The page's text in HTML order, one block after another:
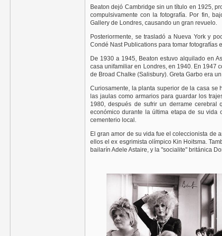
Beaton dejó Cambridge sin un título en 1925,
compulsivamente con la fotografía. Por fin,
Gallery de Londres, causando un gran revuelo.
Posteriormente, se trasladó a Nueva York y
Condé Nast Publications para tomar fotografías
De 1930 a 1945, Beaton estuvo alquilado en
casa unifamiliar en Londres, en 1940. En 1947
de Broad Chalke (Salisbury). Greta Garbo era
Curiosamente, la planta superior de la casa
las jaulas como armarios para guardar los
1980, después de sufrir un derrame
económico durante la última etapa de su vida
cementerio local.
El gran amor de su vida fue el coleccionista de
ellos el ex esgrimista olímpico Kin Hoitsma.
bailarín Adele Astaire, y la "socialite" británica